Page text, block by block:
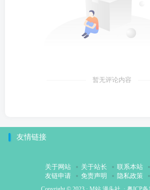
暂无评论内容
友情链接
关于网站 关于站长 联系本站
友链申请
免责声明 隐私政策